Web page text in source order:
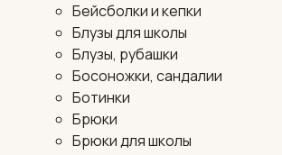
Бейсболки и кепки
Блузы для школы
Блузы, рубашки
Босоножки, сандалии
Ботинки
Брюки
Брюки для школы